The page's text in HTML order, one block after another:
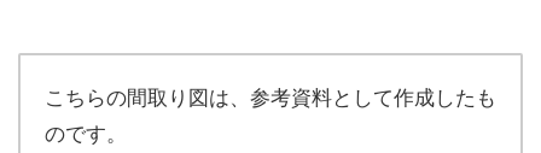
こちらの間取り図は、参考資料として作成したも
のです。